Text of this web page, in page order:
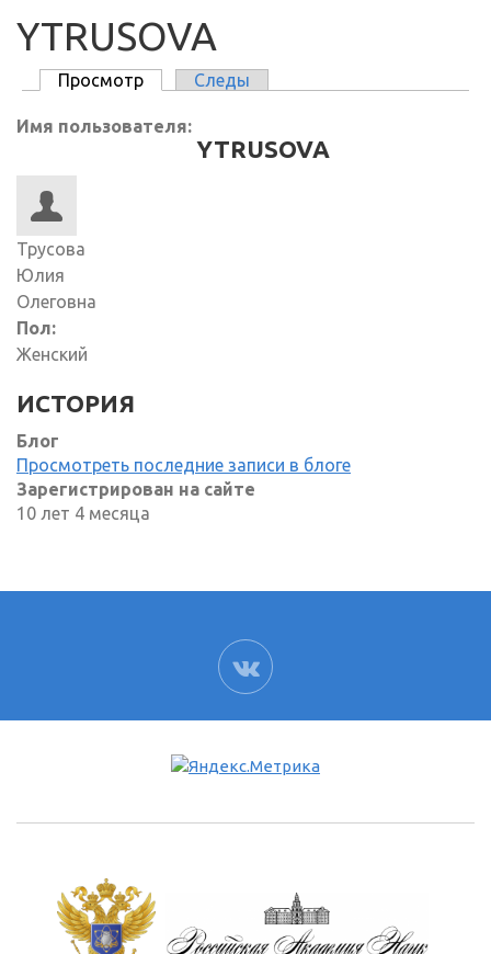
YTRUSOVA
Просмотр (активная вкладка)
Следы
Имя пользователя:
YTRUSOVA
Трусова
Юлия
Олеговна
Пол:
Женский
ИСТОРИЯ
Блог
Просмотреть последние записи в блоге
Зарегистрирован на сайте
10 лет 4 месяца
ВК